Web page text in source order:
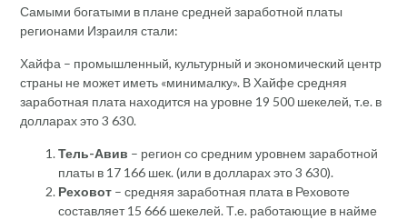
Самыми богатыми в плане средней заработной платы
регионами Израиля стали:
Хайфа – промышленный, культурный и экономический центр
страны не может иметь «минималку». В Хайфе средняя
заработная плата находится на уровне 19 500 шекелей, т.е. в
долларах это 3 630.
Тель-Авив – регион со средним уровнем заработной
платы в 17 166 шек. (или в долларах это 3 630).
Реховот – средняя заработная плата в Реховоте
составляет 15 666 шекелей. Т.е. работающие в найме